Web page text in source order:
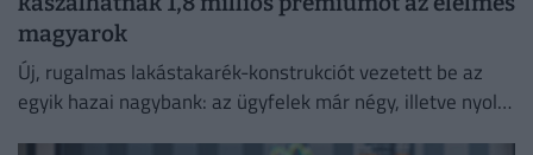
magyarok
Új, rugalmas lakástakarék-konstrukciót vezetett be az
egyik hazai nagybank: az ügyfelek már négy, illetve nyolc